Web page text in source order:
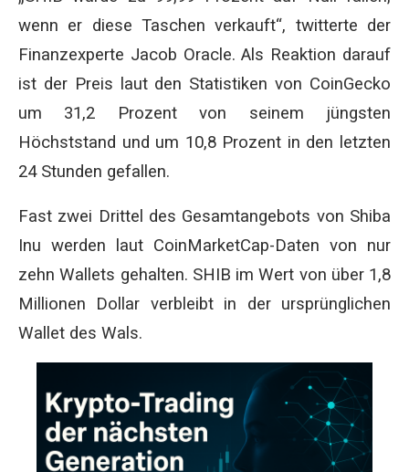
wenn er diese Taschen verkauft“, twitterte der
Finanzexperte Jacob Oracle. Als Reaktion darauf
ist der Preis laut den Statistiken von CoinGecko
um 31,2 Prozent von seinem jüngsten
Höchststand und um 10,8 Prozent in den letzten
24 Stunden gefallen.
Fast zwei Drittel des Gesamtangebots von Shiba
Inu werden laut CoinMarketCap-Daten von nur
zehn Wallets gehalten. SHIB im Wert von über 1,8
Millionen Dollar verbleibt in der ursprünglichen
Wallet des Wals.